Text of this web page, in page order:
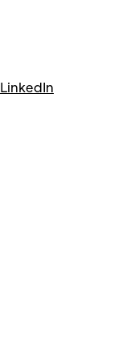
LinkedIn